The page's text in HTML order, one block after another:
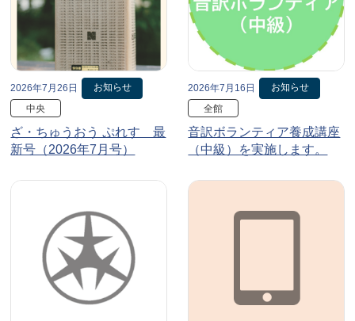
2026年7月26日
お知らせ
中央
ざ・ちゅうおう ぷれす 最
新号（2026年7月号）
2026年7月16日
お知らせ
全館
音訳ボランティア養成講座
（中級）を実施します。